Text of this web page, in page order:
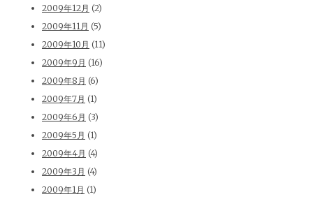
2009年12月 (2)
2009年11月 (5)
2009年10月 (11)
2009年9月 (16)
2009年8月 (6)
2009年7月 (1)
2009年6月 (3)
2009年5月 (1)
2009年4月 (4)
2009年3月 (4)
2009年1月 (1)